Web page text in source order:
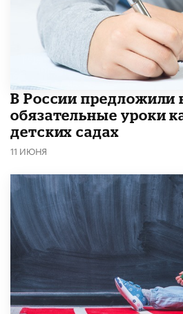
В России предложили
обязательные уроки
детских садах
11 ИЮНЯ